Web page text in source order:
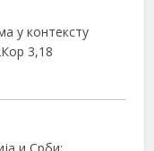
у контексту
3,18